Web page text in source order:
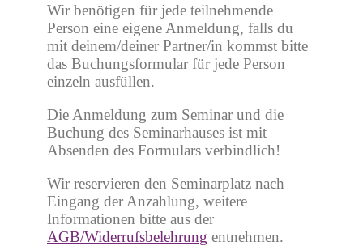
Wir benötigen für jede teilnehmende
Person eine eigene Anmeldung, falls du
mit deinem/deiner Partner/in kommst bitte
das Buchungsformular für jede Person
einzeln ausfüllen.
Die Anmeldung zum Seminar und die
Buchung des Seminarhauses ist mit
Absenden des Formulars verbindlich!
Wir reservieren den Seminarplatz nach
Eingang der Anzahlung, weitere
Informationen bitte aus der
AGB/Widerrufsbelehrung entnehmen.